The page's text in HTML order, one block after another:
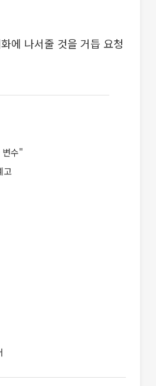
에 나서줄 것을 거듭 요청
변수"
고